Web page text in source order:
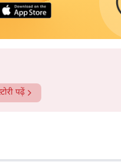
पढ़ें